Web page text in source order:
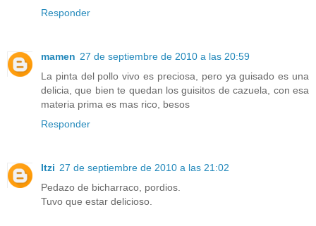
Responder
mamen 27 de septiembre de 2010 a las 20:59
La pinta del pollo vivo es preciosa, pero ya guisado es una
delicia, que bien te quedan los guisitos de cazuela, con esa
materia prima es mas rico, besos
Responder
Itzi 27 de septiembre de 2010 a las 21:02
Pedazo de bicharraco, pordios.
Tuvo que estar delicioso.